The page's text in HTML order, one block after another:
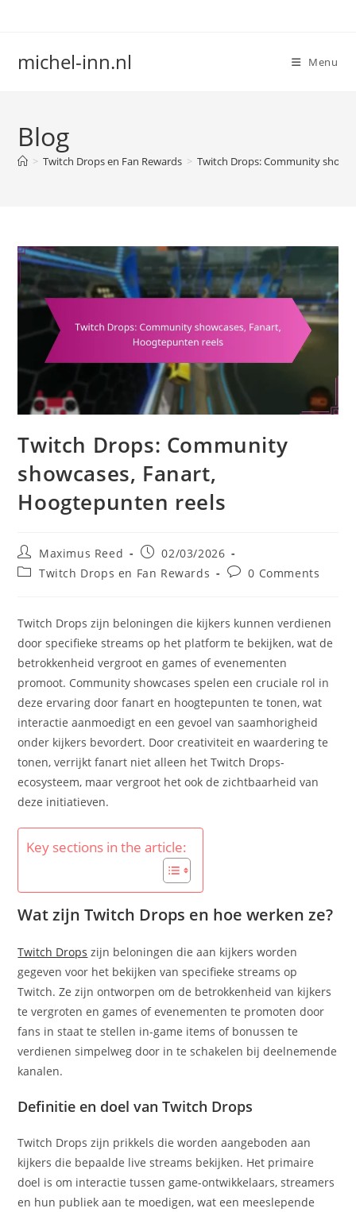
michel-inn.nl Menu
Blog
> Twitch Drops en Fan Rewards > Twitch Drops: Community
Twitch Drops: Community
showcases, Fanart,
Hoogtepunten reels
Post
author:
Maximus Reed
Post
published:
02/03/2026
PostTwitch Drops en Fan Rewards
Post0 Comments
Twitch Drops zijn beloningen die kijkers kunnen verdienen
door specifieke streams op het platform te bekijken, wat de
betrokkenheid vergroot en games of evenementen
promoot. Community showcases spelen een cruciale rol in
deze ervaring door fanart en hoogtepunten te tonen, wat
interactie aanmoedigt en een gevoel van saamhorigheid
onder kijkers bevordert. Door creativiteit en waardering te
tonen, verrijkt fanart niet alleen het Twitch Drops-
ecosysteem, maar vergroot het ook de zichtbaarheid van
deze initiatieven.
Key sections in the article:
Wat zijn Twitch Drops en hoe werken ze?
Twitch Drops zijn beloningen die aan kijkers worden
gegeven voor het bekijken van specifieke streams op
Twitch. Ze zijn ontworpen om de betrokkenheid van kijkers
te vergroten en games of evenementen te promoten door
fans in staat te stellen in-game items of bonussen te
verdienen simpelweg door in te schakelen bij deelnemende
kanalen.
Definitie en doel van Twitch Drops
Twitch Drops zijn prikkels die worden aangeboden aan
kijkers die bepaalde live streams bekijken. Het primaire
doel is om interactie tussen game-ontwikkelaars, streamers
en hun publiek aan te moedigen, wat een meeslepende